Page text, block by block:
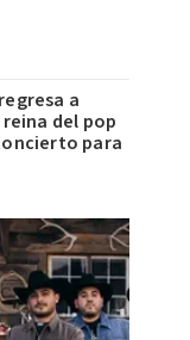
a
reina del pop
para